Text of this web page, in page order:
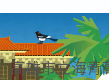
高雄市立海青